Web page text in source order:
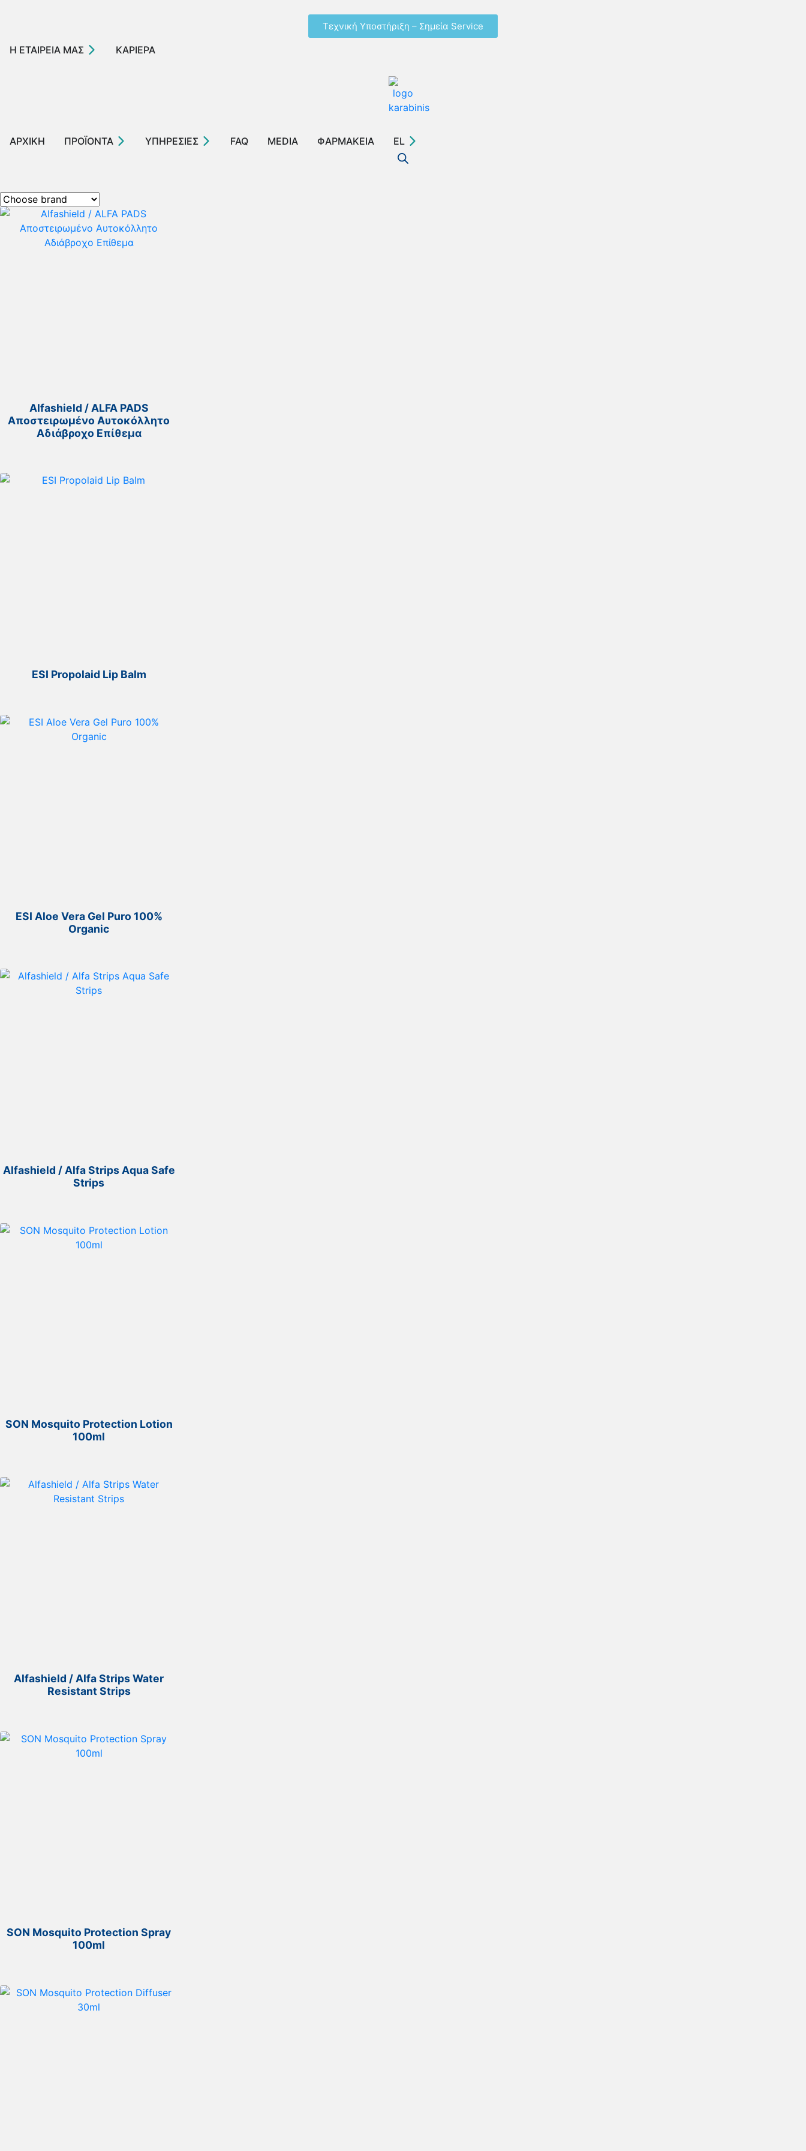
Τεχνική Υποστήριξη – Σημεία Service
Η ΕΤΑΙΡΕΙΑ ΜΑΣ ΚΑΡΙΕΡΑ
ΑΡΧΙΚΗ ΠΡΟΪΟΝΤΑ ΥΠΗΡΕΣΙΕΣ FAQ MEDIA ΦΑΡΜΑΚΕΙΑ EL
Alfashield / ALFA PADS
Αποστειρωμένο Αυτοκόλλητο
Αδιάβροχο Επίθεμα
ESI Propolaid Lip Balm
ESI Aloe Vera Gel Puro 100%
Organic
Alfashield / Alfa Strips Aqua Safe
Strips
SON Mosquito Protection Lotion
100ml
Alfashield / Alfa Strips Water
Resistant Strips
SON Mosquito Protection Spray
100ml